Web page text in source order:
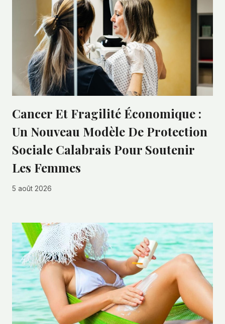
Cancer Et Fragilité Économique :
Un Nouveau Modèle De Protection
Sociale Calabrais Pour Soutenir
Les Femmes
5 août 2026